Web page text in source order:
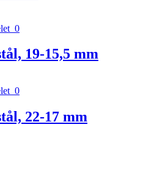
19-15,5 mm
22-17 mm